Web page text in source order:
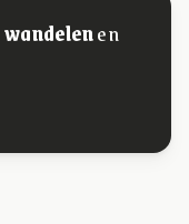
wandelenen